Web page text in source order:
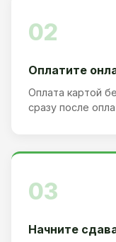
02
Оплатите
Оплата картой
сразу после
03
Начните